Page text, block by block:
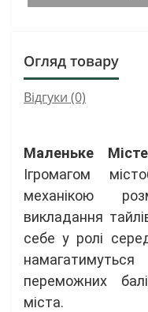
Огляд товару
Відгуки (0)
Маленьке
Ігромагом
механікою
викладання
себе у ролі
переможних
міста.